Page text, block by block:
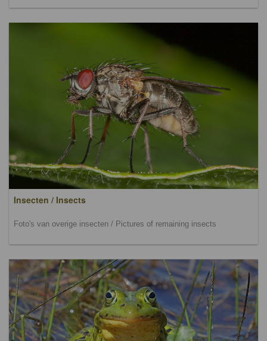
Insecten / Insects
Foto's van overige insecten / Pictures of remaining insects